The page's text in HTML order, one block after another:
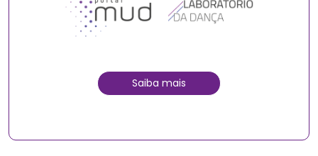
Saiba mais